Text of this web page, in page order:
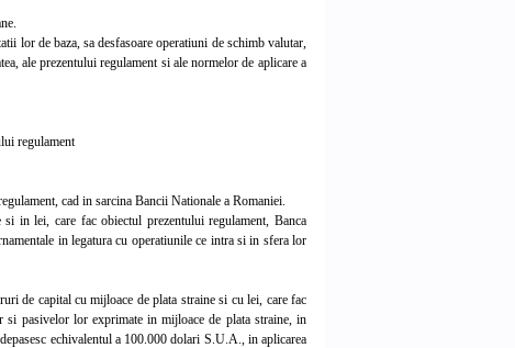
lor de baza, sa desfasoare operatiuni de schimb valutar,
ale prezentului regulament si ale normelor de aplicare a
regulament
cad in sarcina Bancii Nationale a Romaniei.
in lei, care fac obiectul prezentului regulament, Banca
in legatura cu operatiunile ce intra si in sfera lor
de capital cu mijloace de plata straine si cu lei, care fac
si pasivelor lor exprimate in mijloace de plata straine, in
echivalentul a 100.000 dolari S.U.A., in aplicarea